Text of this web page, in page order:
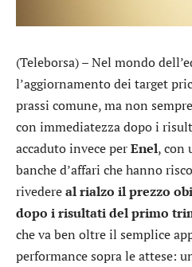
(Teleborsa) – Nel mondo
l’aggiornamento dei target
prassi comune, ma non
con immediatezza dopo i
accaduto invece perEnel, con
banche d’affari che hanno
rivedereal rialzo il prezzo
dopo i risultati del primo
che va ben oltre il semplice
performance sopra le attese: